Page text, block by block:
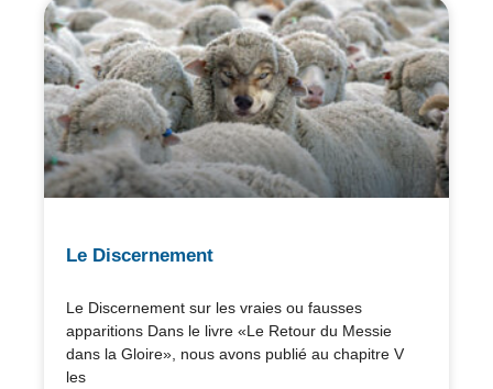
Le Discernement
Le Discernement sur les vraies ou fausses
apparitions Dans le livre «Le Retour du Messie
dans la Gloire», nous avons publié au chapitre V
les